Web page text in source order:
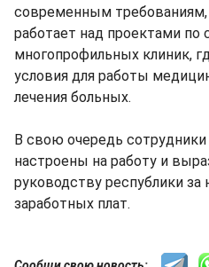
современным
работает над проектами по
многопрофильных клиник,
условия для работы
лечения больных.
В свою очередь
настроены на работу и
руководству республики
заработных плат.